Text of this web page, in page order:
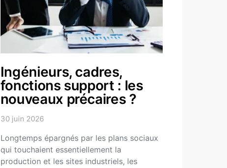
Ingénieurs, cadres,
fonctions support : les
nouveaux précaires ?
30 juin 2026
Longtemps épargnés par les plans sociaux
qui touchaient essentiellement la
production et les sites industriels, les